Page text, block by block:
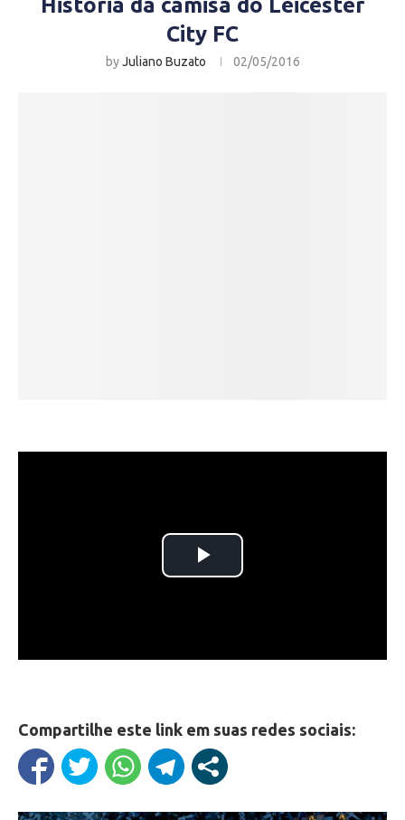
História da camisa do Leicester
City FC
byJuliano Buzato 02/05/2016
Compartilhe este link em suas redes sociais: